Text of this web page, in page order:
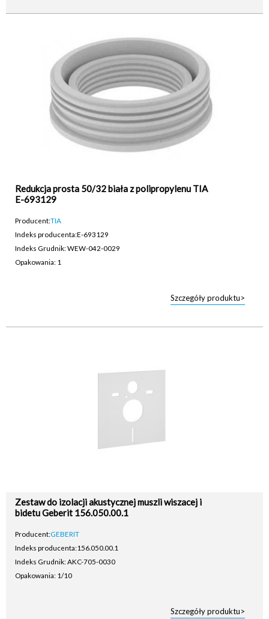
Redukcja prosta 50/32 biała z polipropylenu TIA
E-693129
Producent:TIA
Indeks producenta:E-693129
Indeks Grudnik: WEW-042-0029
Opakowania: 1
Szczegóły produktu>
Zestaw do izolacji akustycznej muszli wiszacej i
bidetu Geberit 156.050.00.1
Producent:GEBERIT
Indeks producenta:156.050.00.1
Indeks Grudnik: AKC-705-0030
Opakowania: 1/10
Szczegóły produktu>